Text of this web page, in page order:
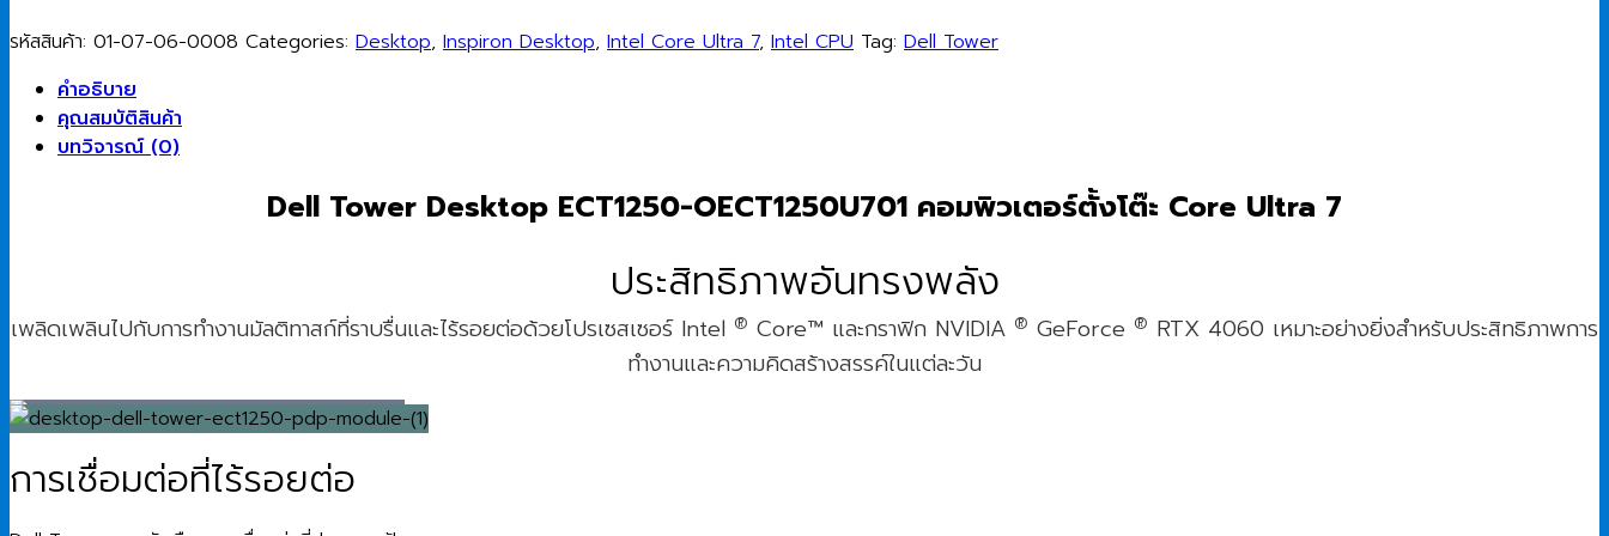
ชิ้น
รหัสสินค้า: 01-07-06-0008 Categories: Desktop, Inspiron Desktop, Intel Core Ultra 7, Intel CPU Tag: Dell Tower
คำอธิบาย
คุณสมบัติสินค้า
บทวิจารณ์ (0)
Dell Tower Desktop ECT1250-OECT1250U701 คอมพิวเตอร์ตั้งโต๊ะ Core Ultra 7
ประสิทธิภาพอันทรงพลัง
เพลิดเพลินไปกับการทำงานมัลติทาสก์ที่ราบรื่นและไร้รอยต่อด้วยโปรเซสเซอร์ Intel ® Core™ และกราฟิก NVIDIA ® GeForce ® RTX 4060 เหมาะอย่างยิ่งสำหรับประสิทธิภาพการ
ทำงานและความคิดสร้างสรรค์ในแต่ละวัน
การเชื่อมต่อที่ไร้รอยต่อ